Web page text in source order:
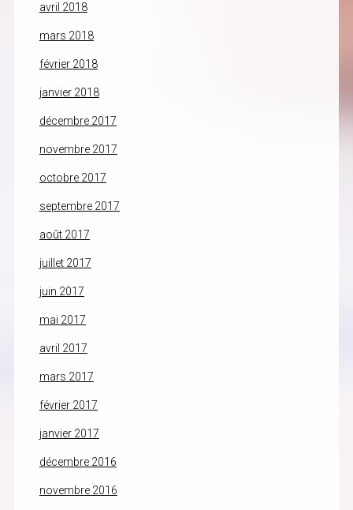
avril 2018
mars 2018
février 2018
janvier 2018
décembre 2017
novembre 2017
octobre 2017
septembre 2017
août 2017
juillet 2017
juin 2017
mai 2017
avril 2017
mars 2017
février 2017
janvier 2017
décembre 2016
novembre 2016